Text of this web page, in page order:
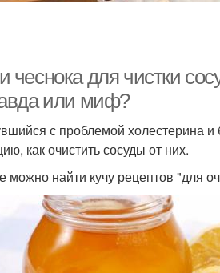
чеснока для чистки
или миф?
с проблемой холестерина
как очистить сосуды от них.
можно найти кучу рецептов "для